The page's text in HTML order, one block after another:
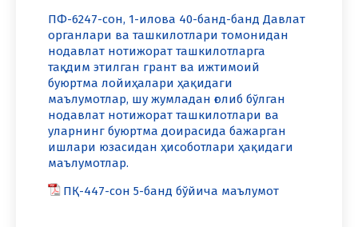
ПФ-6247-сон, 1-илова 40-банд-банд Давлат
органлари ва ташкилотлари томонидан
нодавлат нотижорат ташкилотларга
тақдим этилган грант ва ижтимоий
буюртма лойиҳалари ҳақидаги
маълумотлар, шу жумладан ғолиб бўлган
нодавлат нотижорат ташкилотлари ва
уларнинг буюртма доирасида бажарган
ишлари юзасидан ҳисоботлари ҳақидаги
маълумотлар.
ПҚ-447-сон 5-банд бўйича маълумот